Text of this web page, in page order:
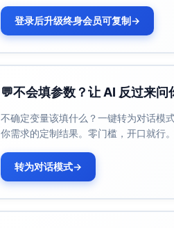
试播并给予反馈，我们将根据贵台
登录后升级终身会员可复制→
💬不会填参数？让 AI 反过来问
不确定变量该填什么？一键转为对话模
你需求的定制结果。零门槛，开口就行。
转为对话模式→